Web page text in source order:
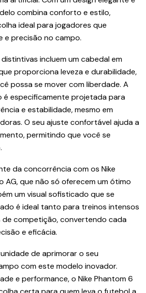
combina conforto e estilo,
ideal para jogadores que
e precisão no campo.
incluem um cabedal em
proporciona leveza e durabilidade,
possa se mover com liberdade. A
é especificamente projetada para
e estabilidade, mesmo em
O seu ajuste confortável ajuda a
permitindo que você se
da concorrência com os Nike
AG, que não só oferecem um ótimo
um visual sofisticado que se
é ideal tanto para treinos intensos
competição, convertendo cada
e eficácia.
de aprimorar o seu
com este modelo inovador.
e performance, o Nike Phantom 6